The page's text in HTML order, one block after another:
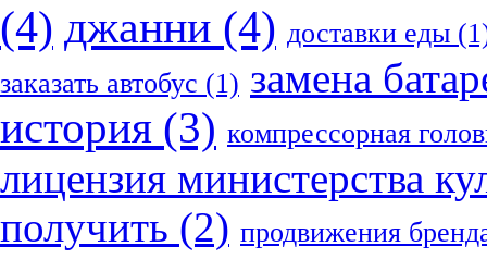
(4) джанни (4) доставки еды
заказать автобус (1) замена
история (3) компрессорная
лицензия министерства
получить (2) продвижения